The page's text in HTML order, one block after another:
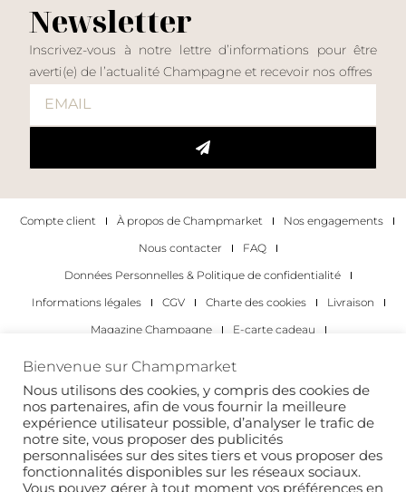
Newsletter
Inscrivez-vous à notre lettre d’informations pour être
averti(e) de l’actualité Champagne et recevoir nos offres
Compte client À propos de Champmarket
Nos engagements
Nous contacter
FAQ
Données Personnelles & Politique de confidentialité
Informations légales
CGV Charte des cookies
Livraison
Magazine Champagne
E-carte cadeau
Les occasions pour déguster du champagne
Pour les particuliers
Pour les entreprises
Copyright 2022 © tous droits réservés. Champmarket.
Bienvenue sur Champmarket
Nous utilisons des cookies, y compris des cookies de
nos partenaires, afin de vous fournir la meilleure
expérience utilisateur possible, d’analyser le trafic de
notre site, vous proposer des publicités
personnalisées sur des sites tiers et vous proposer des
fonctionnalités disponibles sur les réseaux sociaux.
Vous pouvez gérer à tout moment vos préférences en